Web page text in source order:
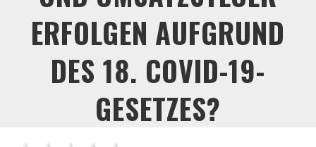
ERFOLGEN AUFGRUND
DES 18. COVID-19-
GESETZES?